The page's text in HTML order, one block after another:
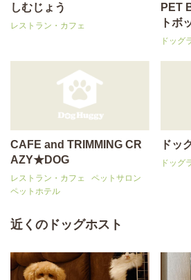
しむじょう
レストラン・カフェ
PET
トボ
ドッグ
CAFE and TRIMMING CR
AZY★DOG
レストラン・カフェ
ペットサロン
ペットホテル
ドッ
ドッグ
近くのドッグホスト